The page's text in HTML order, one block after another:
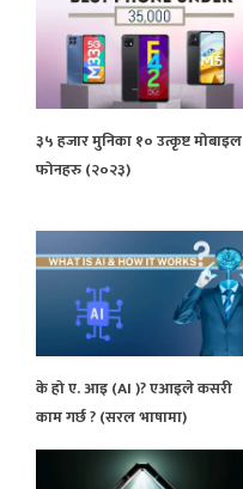
३५ हजार मुनिका १० उत्कृष्ट मोबाइल
फोनहरु (२०२३)
के हो ए. आइ (AI )? एआइले कसरी
काम गर्छ ? (सरल भाषामा)